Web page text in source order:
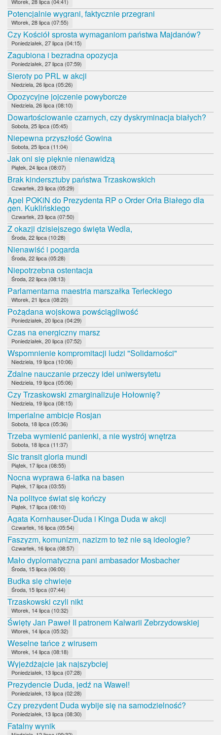
Potencjalnie wygrani, faktycznie przegrani
Wtorek, 28 lipca (07:55)
Czy Kościół sprosta wymaganiom państwa Majdanów?
Poniedziałek, 27 lipca (04:15)
Zagubiona i bezradna opozycja
Poniedziałek, 27 lipca (07:59)
Sieroty po PRL w akcji
Niedziela, 26 lipca (05:26)
Opozycyjne jojczenie powyborcze
Niedziela, 26 lipca (08:10)
Dowartościowanie czarnych, czy dyskryminacja białych?
Sobota, 25 lipca (05:45)
Niepewna przyszłość Gowina
Sobota, 25 lipca (11:04)
Jak oni się pięknie nienawidzą
Piątek, 24 lipca (08:07)
Brak kindersztuby państwa Trzaskowskich
Czwartek, 23 lipca (05:29)
Apel POKiN do Prezydenta RP o Order Orła Białego dla
gen. Kuklińskiego
Czwartek, 23 lipca (07:50)
Z okazji dzisiejszego święta Wedla,
Środa, 22 lipca (10:28)
Nienawiść i pogarda
Środa, 22 lipca (05:28)
Niepotrzebna ostentacja
Środa, 22 lipca (08:13)
Parlamentarna maestria marszałka Terleckiego
Wtorek, 21 lipca (08:20)
Pożądana wojskowa powściągliwość
Poniedziałek, 20 lipca (04:29)
Czas na energiczny marsz
Poniedziałek, 20 lipca (07:52)
Wspomnienie kompromitacji ludzi "Solidarności"
Niedziela, 19 lipca (10:06)
Zdalne nauczanie przeczy idei uniwersytetu
Niedziela, 19 lipca (05:06)
Czy Trzaskowski zmarginalizuje Hołownię?
Niedziela, 19 lipca (08:15)
Imperialne ambicje Rosjan
Sobota, 18 lipca (05:36)
Trzeba wymienić panienki, a nie wystrój wnętrza
Sobota, 18 lipca (11:37)
Sic transit gloria mundi
Piątek, 17 lipca (08:55)
Nocna wyprawa 6-latka na basen
Piątek, 17 lipca (03:55)
Na polityce świat się kończy
Piątek, 17 lipca (08:10)
Agata Kornhauser-Duda i Kinga Duda w akcji
Czwartek, 16 lipca (05:54)
Faszyzm, komunizm, nazizm to też nie są ideologie?
Czwartek, 16 lipca (08:57)
Mało dyplomatyczna pani ambasador Mosbacher
Środa, 15 lipca (06:00)
Budka się chwieje
Środa, 15 lipca (07:44)
Trzaskowski czyli nikt
Wtorek, 14 lipca (10:32)
Święty Jan Paweł II patronem Kalwarii Zebrzydowskiej
Wtorek, 14 lipca (05:32)
Weselne tańce z wirusem
Wtorek, 14 lipca (08:18)
Wyjeżdżajcie jak najszybciej
Poniedziałek, 13 lipca (07:28)
Prezydencie Duda, jedź na Wawel!
Poniedziałek, 13 lipca (02:28)
Czy prezydent Duda wybije się na samodzielność?
Poniedziałek, 13 lipca (08:30)
Fatalny wynik